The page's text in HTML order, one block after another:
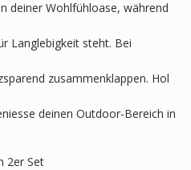
deiner Wohlfühloase, während
Langlebigkeit steht. Bei
zusammenklappen. Hol
deinen Outdoor-Bereich in
2er Set